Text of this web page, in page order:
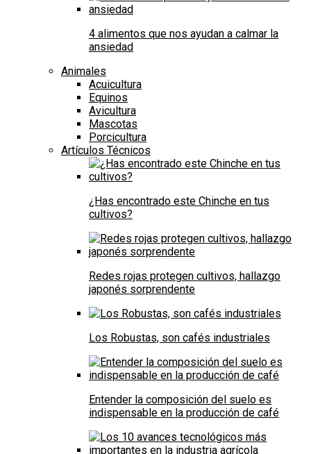
4 alimentos que nos ayudan a calmar la
ansiedad
Animales
Acuicultura
Equinos
Avicultura
Mascotas
Porcicultura
Artículos Técnicos
¿Has encontrado este Chinche en tus
cultivos?
Redes rojas protegen cultivos, hallazgo
japonés sorprendente
Los Robustas, son cafés industriales
Entender la composición del suelo es
indispensable en la producción de café